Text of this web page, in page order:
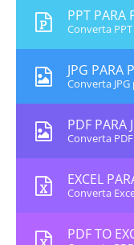
PPT PARA
Converta
JPG PARA
Converta JPG
PDF PARA
Converta PDF
EXCEL
Converta
PDF TO